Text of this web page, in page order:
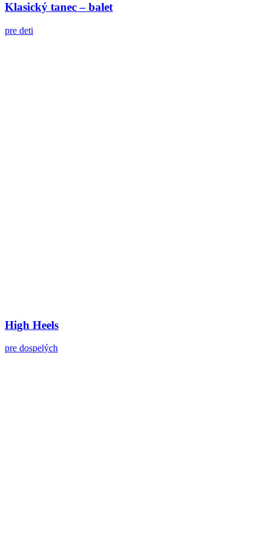
Klasický tanec – balet
pre deti
High Heels
pre dospelých